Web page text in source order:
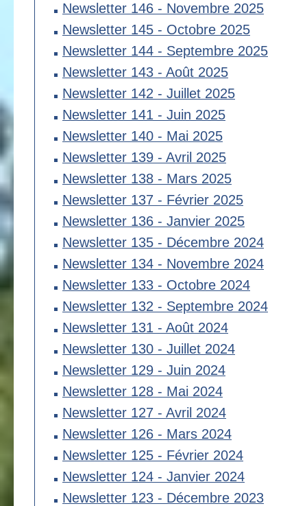
Newsletter 146 - Novembre 2025
Newsletter 145 - Octobre 2025
Newsletter 144 - Septembre 2025
Newsletter 143 - Août 2025
Newsletter 142 - Juillet 2025
Newsletter 141 - Juin 2025
Newsletter 140 - Mai 2025
Newsletter 139 - Avril 2025
Newsletter 138 - Mars 2025
Newsletter 137 - Février 2025
Newsletter 136 - Janvier 2025
Newsletter 135 - Décembre 2024
Newsletter 134 - Novembre 2024
Newsletter 133 - Octobre 2024
Newsletter 132 - Septembre 2024
Newsletter 131 - Août 2024
Newsletter 130 - Juillet 2024
Newsletter 129 - Juin 2024
Newsletter 128 - Mai 2024
Newsletter 127 - Avril 2024
Newsletter 126 - Mars 2024
Newsletter 125 - Février 2024
Newsletter 124 - Janvier 2024
Newsletter 123 - Décembre 2023